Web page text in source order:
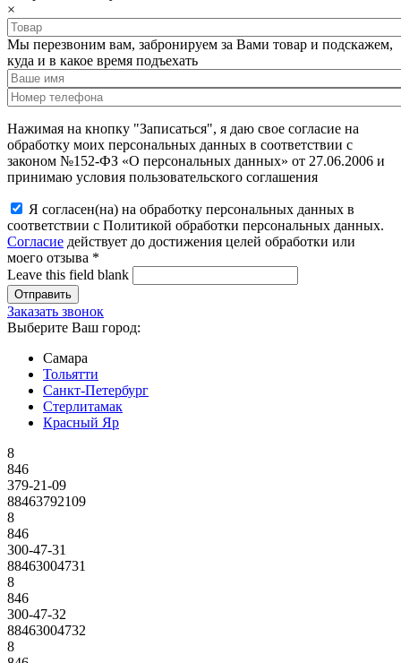
×
Мы перезвоним вам, забронируем за Вами товар и подскажем,
куда и в какое время подъехать
Нажимая на кнопку "Записаться", я даю свое согласие на
обработку моих персональных данных в соответствии с
законом №152-ФЗ «О персональных данных» от 27.06.2006 и
принимаю условия пользовательского соглашения
Я согласен(на) на обработку персональных данных в
соответствии с Политикой обработки персональных данных.
Согласие действует до достижения целей обработки или
моего отзыва *
Leave this field blank
Заказать звонок
Выберите Ваш город:
Самара
Тольятти
Санкт-Петербург
Стерлитамак
Красный Яр
8
846
379-21-09
88463792109
8
846
300-47-31
88463004731
8
846
300-47-32
88463004732
8